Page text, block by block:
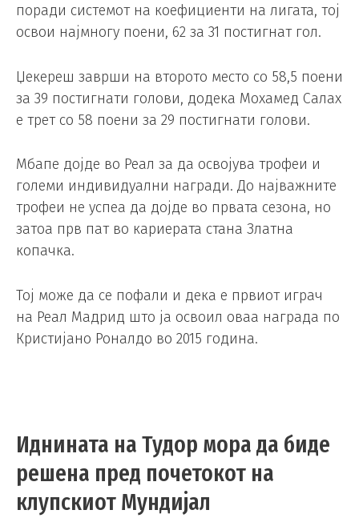
поради системот на коефициенти на лигата, тој
освои најмногу поени, 62 за 31 постигнат гол.
Џекереш заврши на второто место со 58,5 поени
за 39 постигнати голови, додека Мохамед Салах
е трет со 58 поени за 29 постигнати голови.
Мбапе дојде во Реал за да освојува трофеи и
големи индивидуални награди. До најважните
трофеи не успеа да дојде во првата сезона, но
затоа прв пат во кариерата стана Златна
копачка.
Тој може да се пофали и дека е првиот играч
на Реал Мадрид што ја освоил оваа награда по
Кристијано Роналдо во 2015 година.
Иднината на Тудор мора да биде
решена пред почетокот на
клупскиот Мундијал